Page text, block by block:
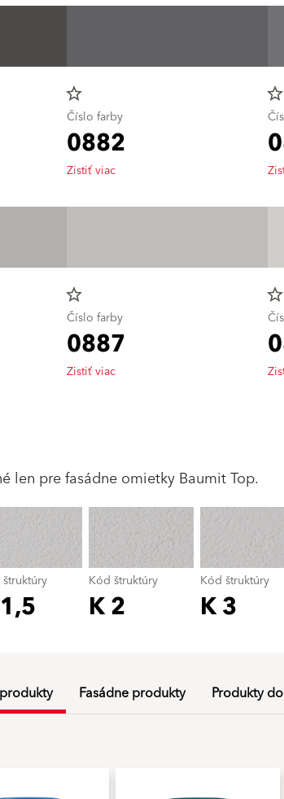
star_border
Číslo farby
0882
Zistiť viac
star_border
star_border
Číslo farby
0887
Zistiť viac
star_border
len pre fasádne omietky Baumit Top.
Kód štruktúry
K 2
Kód štruktúry
K 3
Fasádne produkty Produkty